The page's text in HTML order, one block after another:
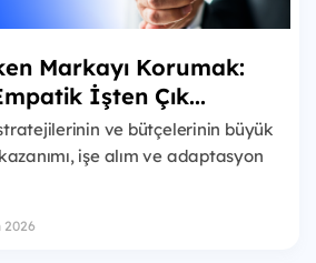
Markayı Korumak:
İşten Çık...
ve bütçelerinin büyük
işe alım ve adaptasyon
2026